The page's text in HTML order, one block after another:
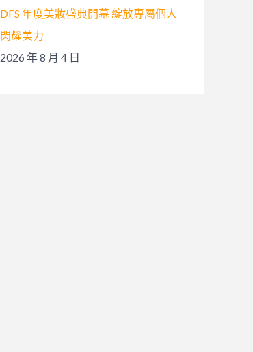
DFS 年度美妝盛典開幕 綻放專屬個人
閃耀美力
2026 年 8 月 4 日